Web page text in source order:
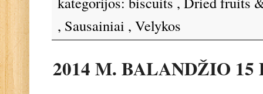
, Sausainiai , Velykos
2014 M. BALANDŽIO